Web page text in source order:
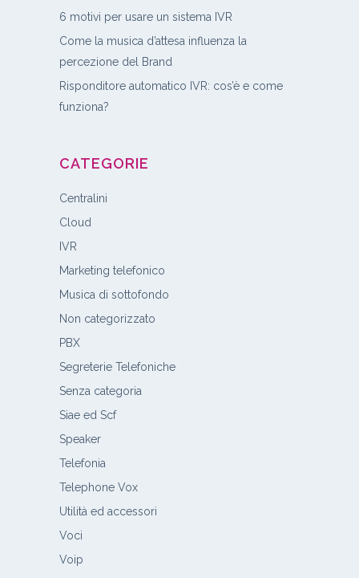
6 motivi per usare un sistema IVR
Come la musica d’attesa influenza la
percezione del Brand
Risponditore automatico IVR: cos’è e come
funziona?
CATEGORIE
Centralini
Cloud
IVR
Marketing telefonico
Musica di sottofondo
Non categorizzato
PBX
Segreterie Telefoniche
Senza categoria
Siae ed Scf
Speaker
Telefonia
Telephone Vox
Utilità ed accessori
Voci
Voip